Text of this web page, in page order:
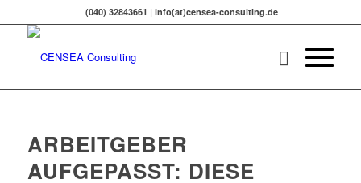
(040) 32843661 | info(at)censea-consulting.de
ARBEITGEBER
AUFGEPASST: DIESE